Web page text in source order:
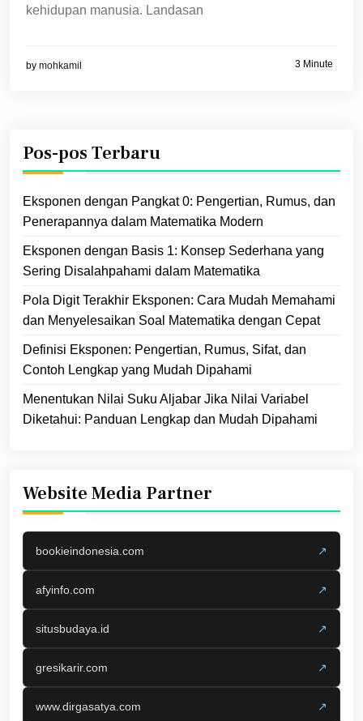
kehidupan manusia. Landasan
by mohkamil 3 Minute
Pos-pos Terbaru
Eksponen dengan Pangkat 0: Pengertian, Rumus, dan
Penerapannya dalam Matematika Modern
Eksponen dengan Basis 1: Konsep Sederhana yang
Sering Disalahpahami dalam Matematika
Pola Digit Terakhir Eksponen: Cara Mudah Memahami
dan Menyelesaikan Soal Matematika dengan Cepat
Definisi Eksponen: Pengertian, Rumus, Sifat, dan
Contoh Lengkap yang Mudah Dipahami
Menentukan Nilai Suku Aljabar Jika Nilai Variabel
Diketahui: Panduan Lengkap dan Mudah Dipahami
Website Media Partner
bookieindonesia.com ↗
afyinfo.com ↗
situsbudaya.id ↗
gresikarir.com ↗
www.dirgasatya.com ↗